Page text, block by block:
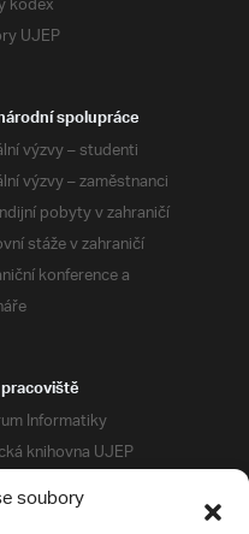
soubory
UJEP
spolupráce
výzvy – studenti
výzvy – zaměstnanci
pobyty v zahraničí
stáže v zahraničí
konference a
Informatiky
knihovna UJEP
kolejí a menz
centrum podpory